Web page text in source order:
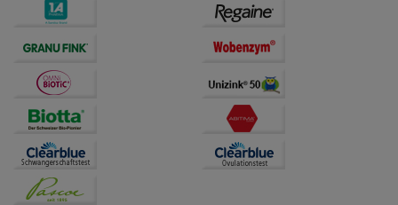
Bitte beachten Sie, dass Daten hierfür teilweise an
Dritte wie z.B. Google oder soziale Medien
übertragen werden.